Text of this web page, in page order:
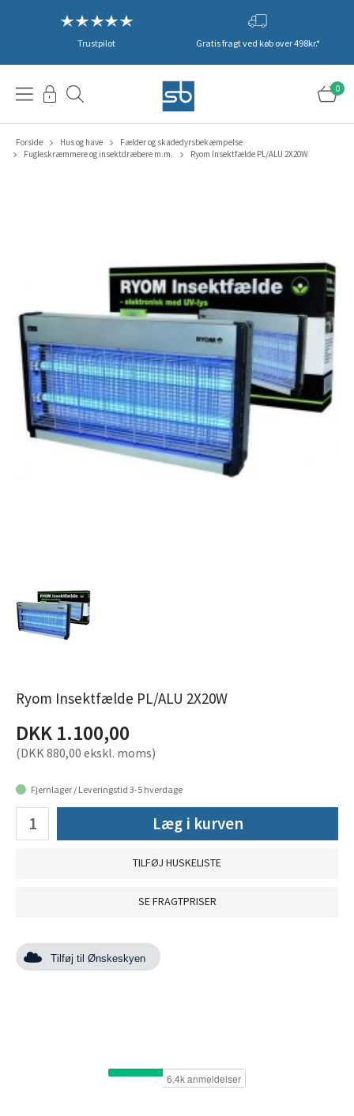
Trustpilot Gratis fragt ved køb over 498kr.*
0
Forside Hus og have
Fælder og skadedyrsbekæmpelse
Fugleskræmmere og insektdræbere m.m.
Ryom Insektfælde PL/ALU 2X20W
Ryom Insektfælde PL/ALU 2X20W
DKK 1.100,00
(DKK 880,00 ekskl. moms)
Fjernlager / Leveringstid 3-5 hverdage
Læg i kurven
TILFØJ HUSKELISTE
SE FRAGTPRISER
Tilføj til Ønskeskyen